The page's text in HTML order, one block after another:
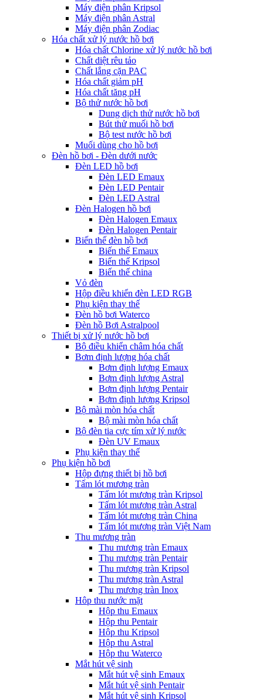
Máy điện phân Kripsol
Máy điện phân Astral
Máy điện phân Zodiac
Hóa chất xử lý nước hồ bơi
Hóa chất Chlorine xử lý nước hồ bơi
Chất diệt rêu tảo
Chất lắng cặn PAC
Hóa chất giảm pH
Hóa chất tăng pH
Bộ thử nước hồ bơi
Dung dịch thử nước hồ bơi
Bút thử muối hồ bơi
Bộ test nước hồ bơi
Muối dùng cho hồ bơi
Đèn hồ bơi - Đèn dưới nước
Đèn LED hồ bơi
Đèn LED Emaux
Đèn LED Pentair
Đèn LED Astral
Đèn Halogen hồ bơi
Đèn Halogen Emaux
Đèn Halogen Pentair
Biến thế đèn hồ bơi
Biến thế Emaux
Biến thế Kripsol
Biến thế china
Vỏ đèn
Hộp điều khiển đèn LED RGB
Phụ kiện thay thế
Đèn hồ bơi Waterco
Đèn hồ Bơi Astralpool
Thiết bị xử lý nước hồ bơi
Bộ điều khiển châm hóa chất
Bơm định lượng hóa chất
Bơm định lượng Emaux
Bơm định lượng Astral
Bơm định lượng Pentair
Bơm định lượng Kripsol
Bộ mài mòn hóa chất
Bộ mài mòn hóa chất
Bộ đèn tia cực tím xử lý nước
Đèn UV Emaux
Phụ kiện thay thế
Phụ kiện hồ bơi
Hộp đựng thiết bị hồ bơi
Tấm lót mương tràn
Tấm lót mương tràn Kripsol
Tấm lót mương tràn Astral
Tấm lót mương tràn China
Tấm lót mương tràn Việt Nam
Thu mương tràn
Thu mương tràn Emaux
Thu mương tràn Pentair
Thu mương tràn Kripsol
Thu mương tràn Astral
Thu mương tràn Inox
Hôp thu nước mặt
Hộp thu Emaux
Hộp thu Pentair
Hộp thu Kripsol
Hộp thu Astral
Hộp thu Waterco
Mắt hút vệ sinh
Mắt hút vệ sinh Emaux
Mắt hút vệ sinh Pentair
Mắt hút vệ sinh Kripsol